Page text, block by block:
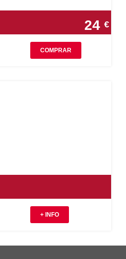
24 €
COMPRAR
+ INFO